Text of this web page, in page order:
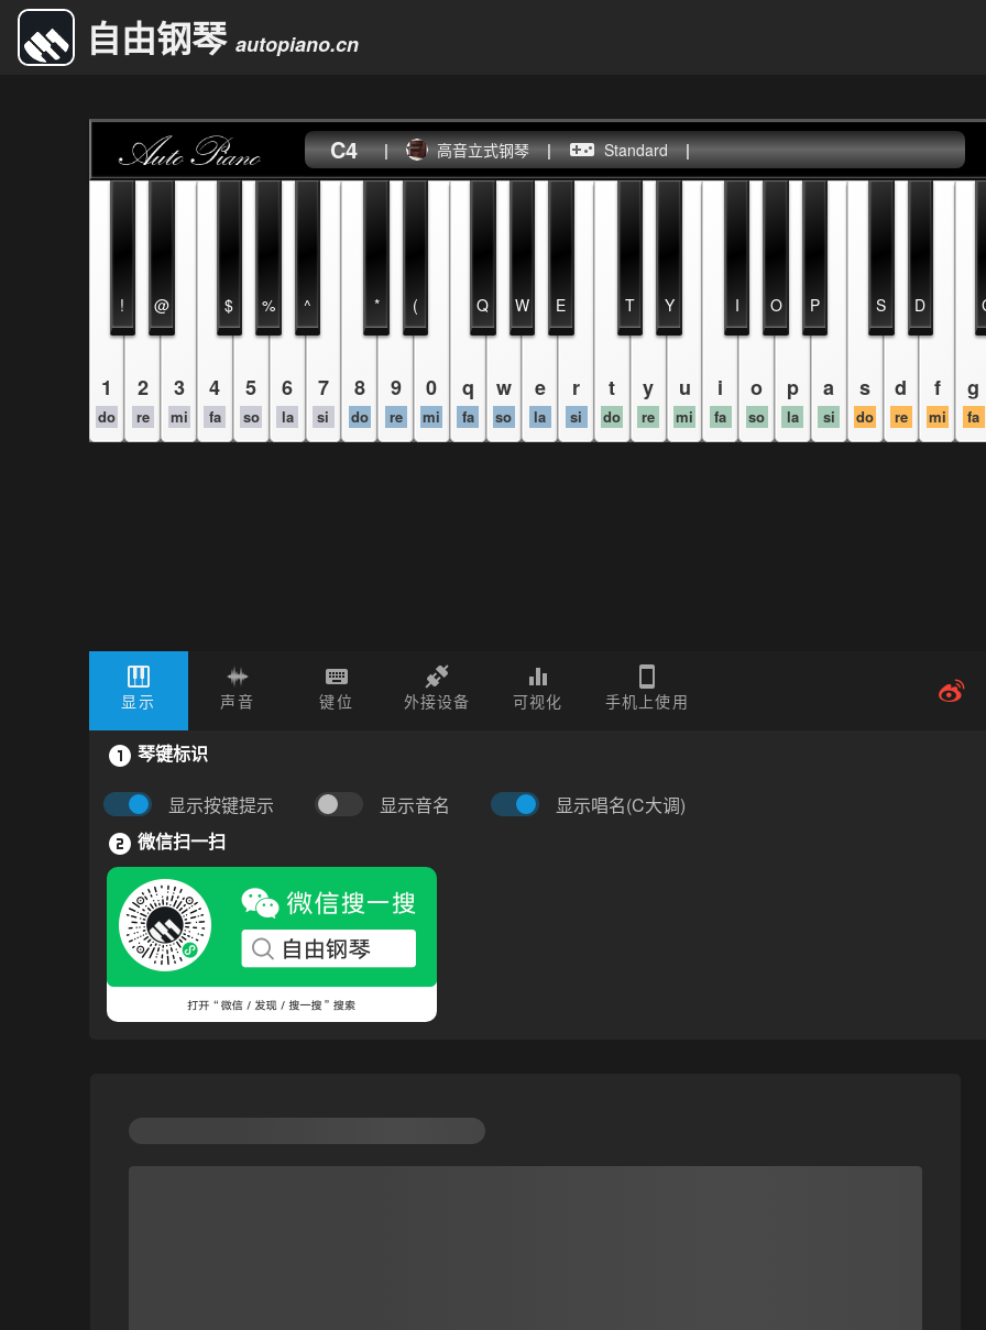
自由钢琴 autopiano.cn
C4 | 高音立式钢琴 | Standard |
1
do
2
re
3
mi
4
fa
5
so
6
la
7
si
8
do
9
re
0
mi
q
fa
w
so
e
la
r
si
t
do
y
re
u
mi
i
fa
o
so
p
la
a
si
s
do
d
re
f
mi
g
fa
! @ $ % ^ * ( Q W E T Y I O P S D
显示 声音 键位 外接设备 可视化 手机上使用
琴键标识
显示按键提示 显示音名 显示唱名(C大调)
微信扫一扫